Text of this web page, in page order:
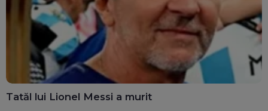
Tatăl lui Lionel Messi a murit